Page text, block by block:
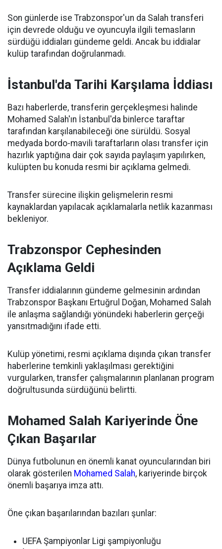
Son günlerde ise Trabzonspor'un da Salah transferi
için devrede olduğu ve oyuncuyla ilgili temasların
sürdüğü iddiaları gündeme geldi. Ancak bu iddialar
kulüp tarafından doğrulanmadı.
İstanbul'da Tarihi Karşılama İddiası
Bazı haberlerde, transferin gerçekleşmesi halinde
Mohamed Salah'ın İstanbul'da binlerce taraftar
tarafından karşılanabileceği öne sürüldü. Sosyal
medyada bordo-mavili taraftarların olası transfer için
hazırlık yaptığına dair çok sayıda paylaşım yapılırken,
kulüpten bu konuda resmi bir açıklama gelmedi.
Transfer sürecine ilişkin gelişmelerin resmi
kaynaklardan yapılacak açıklamalarla netlik kazanması
bekleniyor.
Trabzonspor Cephesinden
Açıklama Geldi
Transfer iddialarının gündeme gelmesinin ardından
Trabzonspor Başkanı Ertuğrul Doğan, Mohamed Salah
ile anlaşma sağlandığı yönündeki haberlerin gerçeği
yansıtmadığını ifade etti.
Kulüp yönetimi, resmi açıklama dışında çıkan transfer
haberlerine temkinli yaklaşılması gerektiğini
vurgularken, transfer çalışmalarının planlanan program
doğrultusunda sürdüğünü belirtti.
Mohamed Salah Kariyerinde Öne
Çıkan Başarılar
Dünya futbolunun en önemli kanat oyuncularından biri
olarak gösterilen Mohamed Salah, kariyerinde birçok
önemli başarıya imza attı.
Öne çıkan başarılarından bazıları şunlar:
UEFA Şampiyonlar Ligi şampiyonluğu